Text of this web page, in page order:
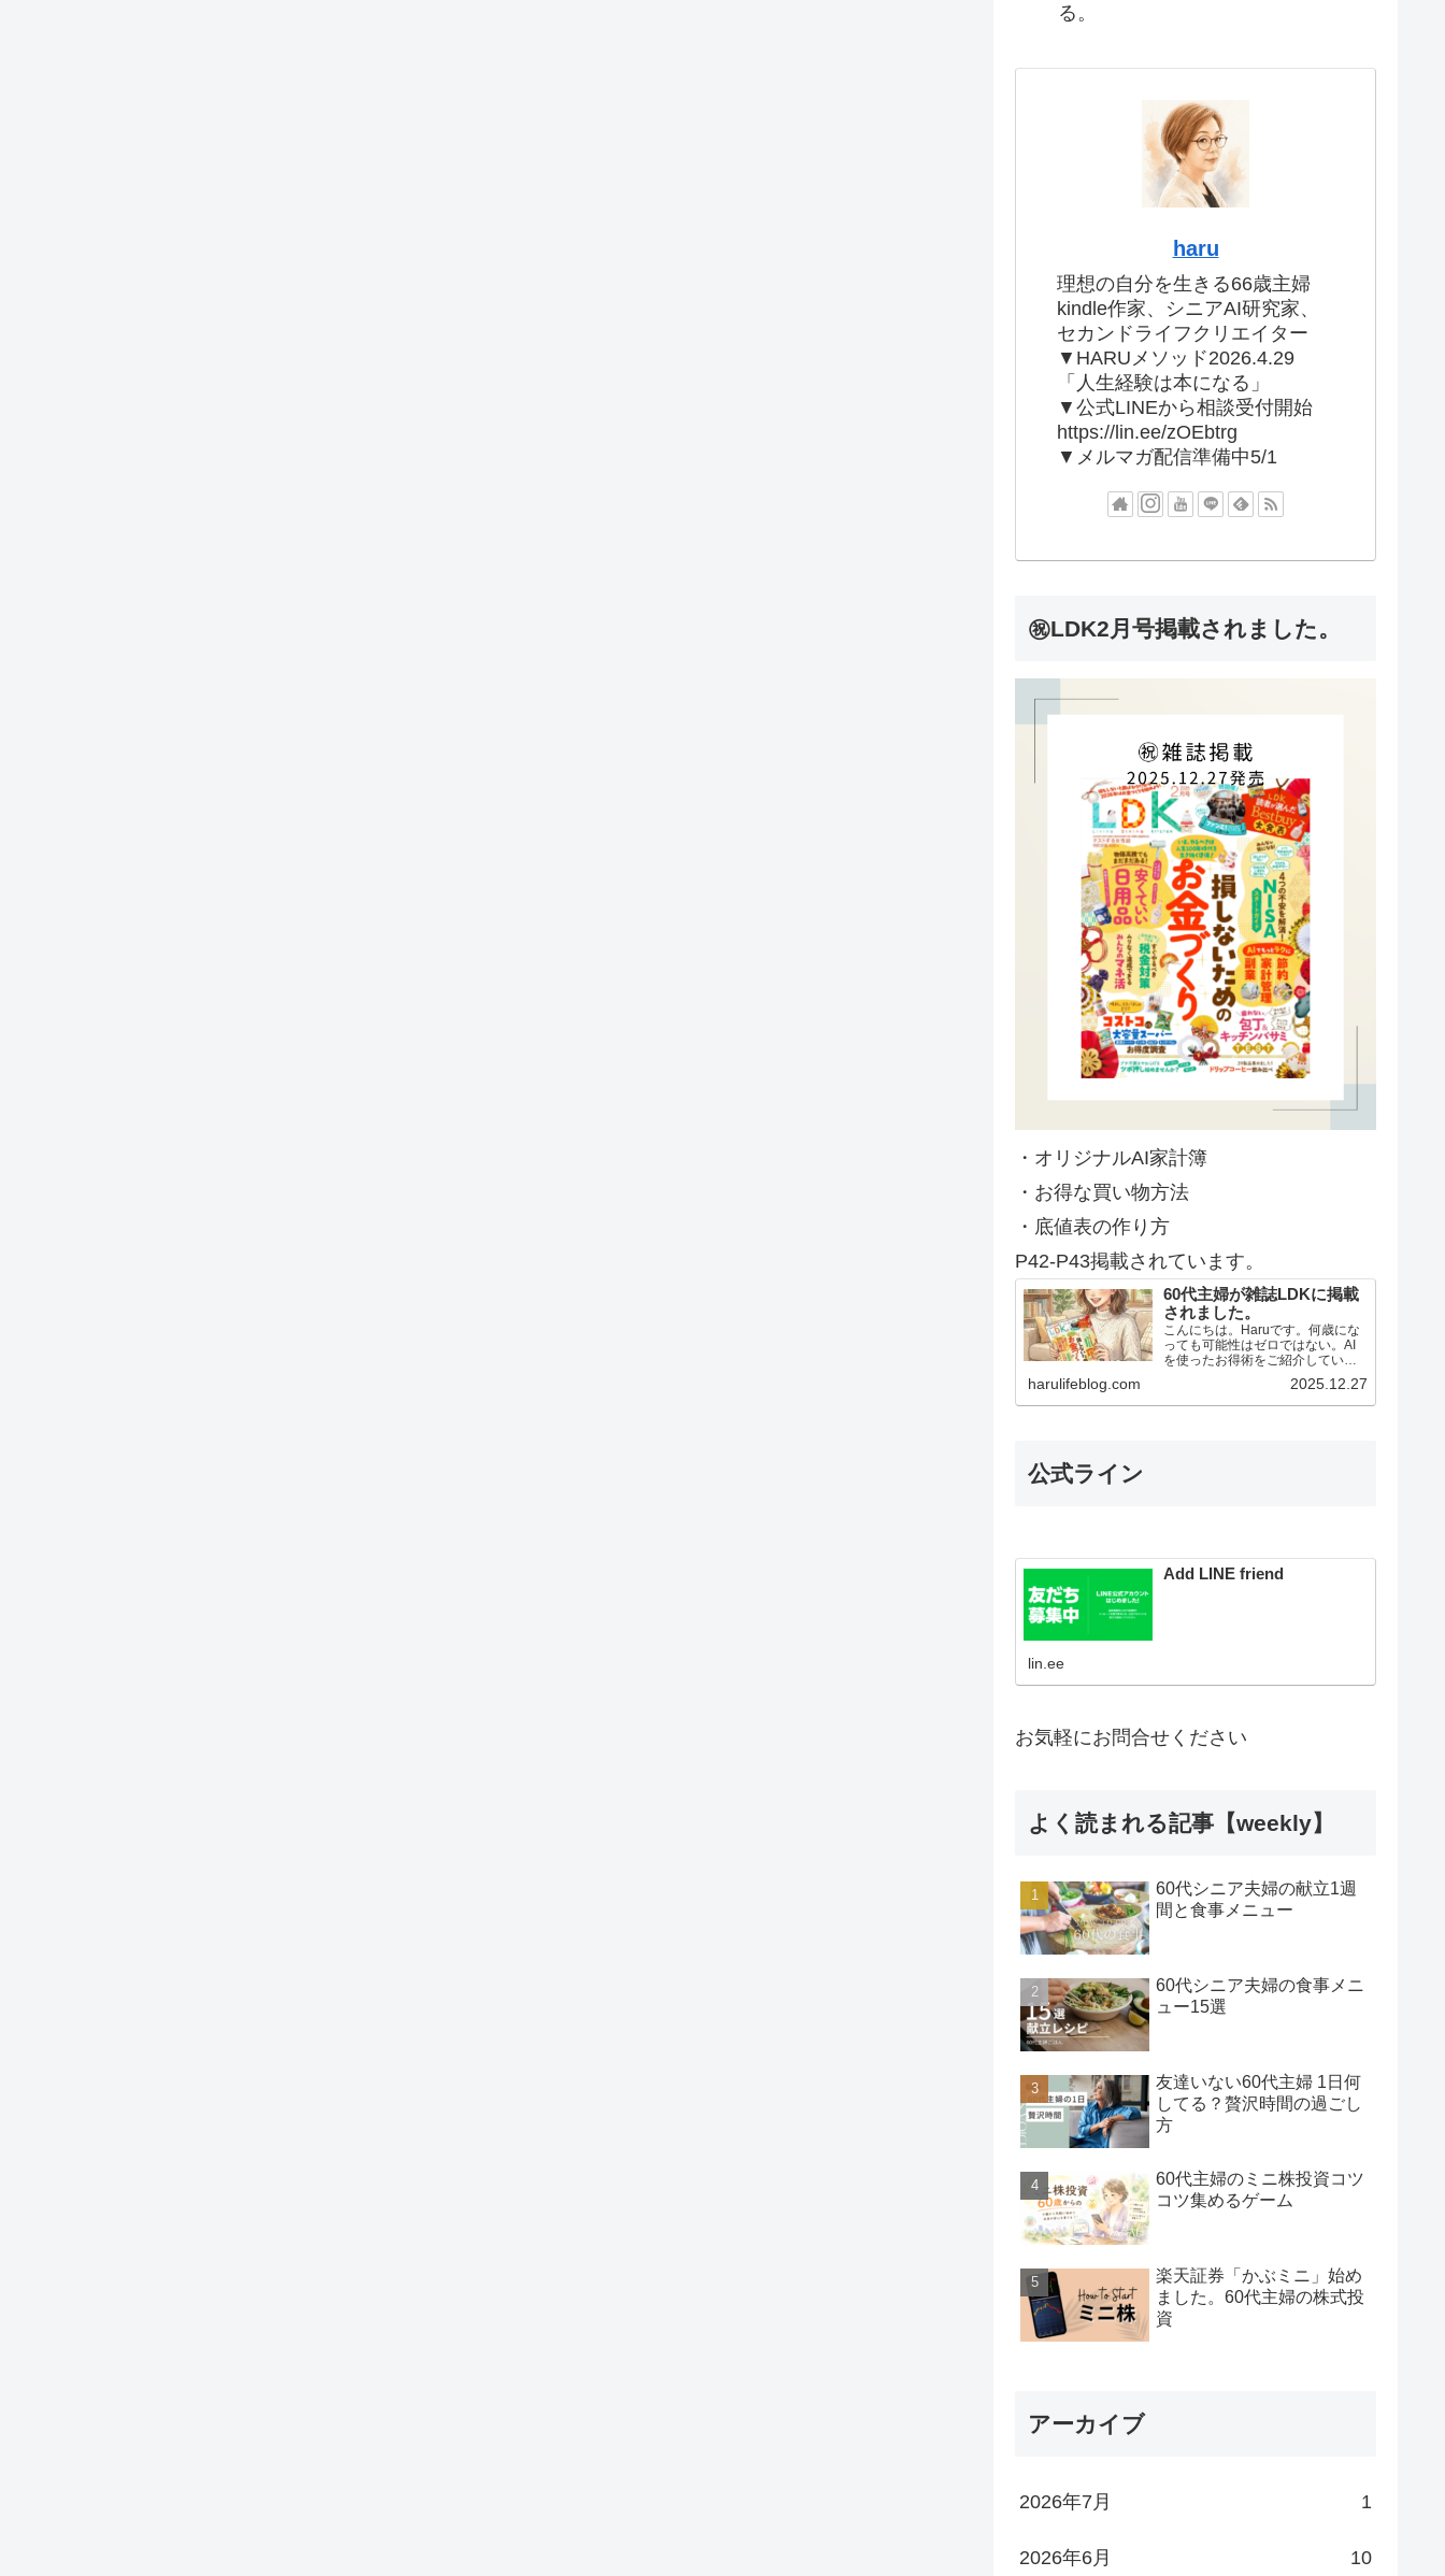
る。
haru
理想の自分を生きる66歳主婦
kindle作家、シニアAI研究家、
セカンドライフクリエイター
▼HARUメソッド2026.4.29
「人生経験は本になる」
▼公式LINEから相談受付開始
https://lin.ee/zOEbtrg
▼メルマガ配信準備中5/1
㊗LDK2月号掲載されました。
・オリジナルAI家計簿
・お得な買い物方法
・底値表の作り方
P42-P43掲載されています。
60代主婦が雑誌LDKに掲載
されました。
こんにちは。Haruです。何歳にな
っても可能性はゼロではない。AI
を使ったお得術をご紹介していま
に生きましょう。絵が描けない私
でもAIに言葉を投げかけるだけ
harulifeblog.com 2025.12.27
公式ライン
Add LINE friend
lin.ee
お気軽にお問合せください
よく読まれる記事【weekly】
60代シニア夫婦の献立1週
間と食事メニュー
60代シニア夫婦の食事メニ
ュー15選
友達いない60代主婦 1日何
してる？贅沢時間の過ごし
方
60代主婦のミニ株投資コツ
コツ集めるゲーム
楽天証券「かぶミニ」始め
ました。60代主婦の株式投
資
アーカイブ
2026年7月 1
2026年6月 10